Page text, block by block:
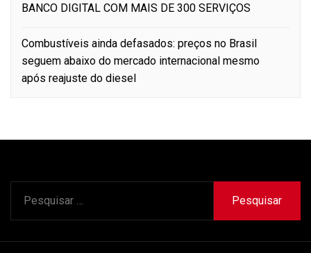
BANCO DIGITAL COM MAIS DE 300 SERVIÇOS
Combustíveis ainda defasados: preços no Brasil
seguem abaixo do mercado internacional mesmo
após reajuste do diesel
por: